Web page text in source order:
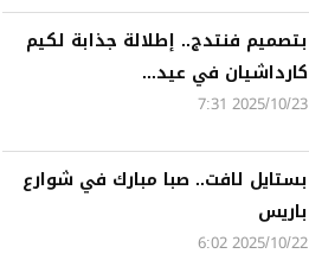
بتصميم فنتدج.. إطلالة جذابة لكيم
كارداشيان في عيد...
2025/10/23 7:31
بستايل لافت.. صبا مبارك في شوارع
باريس
2025/10/22 6:02